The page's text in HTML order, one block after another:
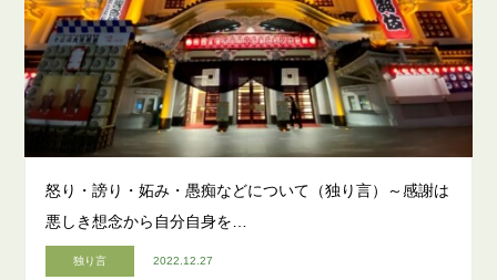
怒り・謗り・妬み・愚痴などについて（独り言）～感謝は
悪しき想念から自分自身を…
独り言 2022.12.27